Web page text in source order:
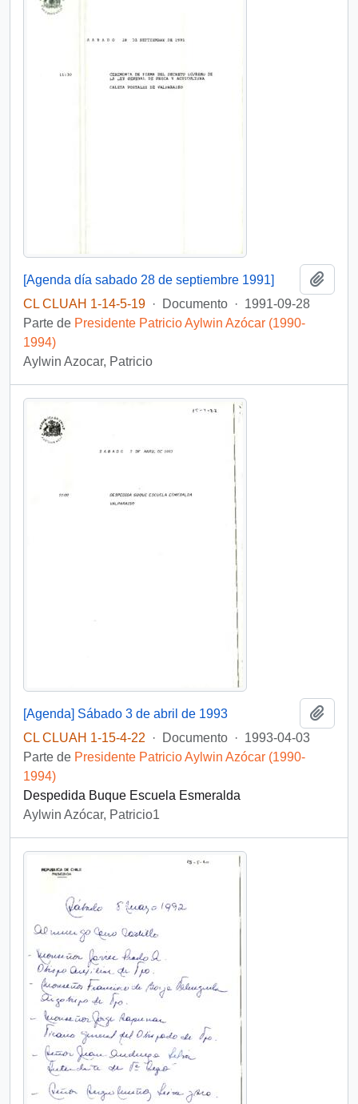
[Agenda día sabado 28 de septiembre 1991]
CL CLUAH 1-14-5-19 · Documento · 1991-09-28
Parte de Presidente Patricio Aylwin Azócar (1990-
1994)
Aylwin Azocar, Patricio
[Agenda] Sábado 3 de abril de 1993
CL CLUAH 1-15-4-22
· Documento · 1993-04-03
Parte de Presidente Patricio Aylwin Azócar (1990-
1994)
Despedida Buque Escuela Esmeralda
Aylwin Azócar, Patricio1